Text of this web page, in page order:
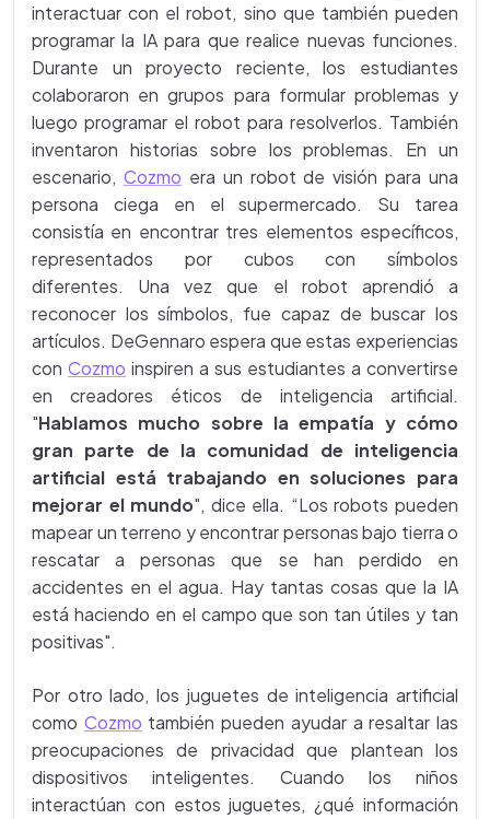
interactuar con el robot, sino que también pueden
programar la IA para que realice nuevas funciones.
Durante un proyecto reciente, los estudiantes
colaboraron en grupos para formular problemas y
luego programar el robot para resolverlos. También
inventaron historias sobre los problemas. En un
escenario, Cozmo era un robot de visión para una
persona ciega en el supermercado. Su tarea
consistía en encontrar tres elementos específicos,
representados por cubos con símbolos
diferentes. Una vez que el robot aprendió a
reconocer los símbolos, fue capaz de buscar los
artículos. DeGennaro espera que estas experiencias
con Cozmo inspiren a sus estudiantes a convertirse
en creadores éticos de inteligencia artificial.
"Hablamos mucho sobre la empatía y cómo
gran parte de la comunidad de inteligencia
artificial está trabajando en soluciones para
mejorar el mundo", dice ella. “Los robots pueden
mapear un terreno y encontrar personas bajo tierra o
rescatar a personas que se han perdido en
accidentes en el agua. Hay tantas cosas que la IA
está haciendo en el campo que son tan útiles y tan
positivas".
Por otro lado, los juguetes de inteligencia artificial
como Cozmo también pueden ayudar a resaltar las
preocupaciones de privacidad que plantean los
dispositivos inteligentes. Cuando los niños
interactúan con estos juguetes, ¿qué información